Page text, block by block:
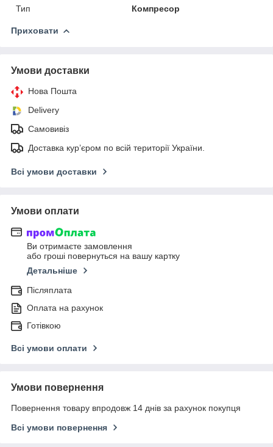
Тип
Компресор
Приховати
Умови доставки
Нова Пошта
Delivery
Самовивіз
Доставка кур’єром по всій території України.
Всі умови доставки
Умови оплати
Ви отримаєте замовлення
або гроші повернуться на вашу картку
Детальніше
Післяплата
Оплата на рахунок
Готівкою
Всі умови оплати
Умови повернення
Повернення товару впродовж 14 днів за рахунок покупця
Всі умови повернення